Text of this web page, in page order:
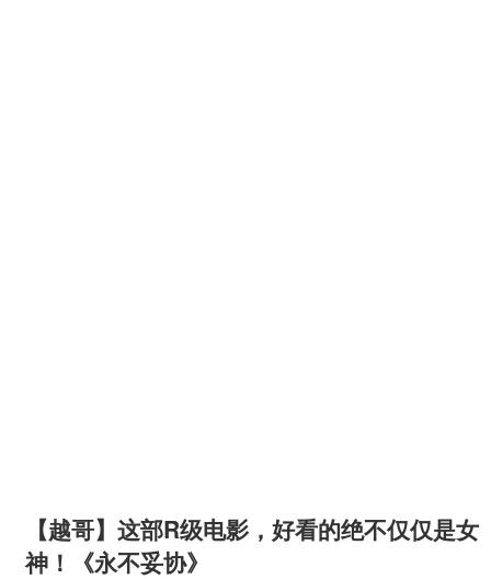
【越哥】这部R级电影，好看的绝不仅仅是女
神！《永不妥协》